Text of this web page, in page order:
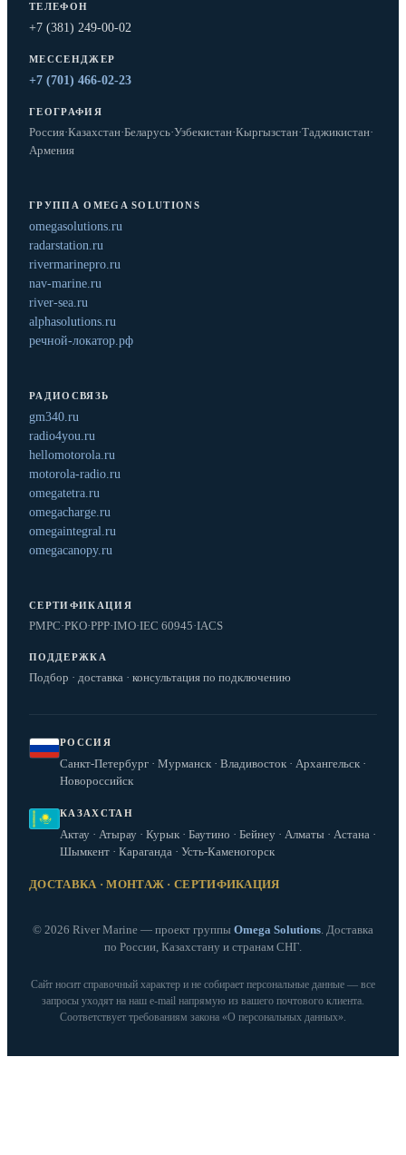
ТЕЛЕФОН
+7 (381) 249-00-02
МЕССЕНДЖЕР
+7 (701) 466-02-23
ГЕОГРАФИЯ
Россия·Казахстан·Беларусь·Узбекистан·Кыргызстан·Таджикистан·
Армения
ГРУППА OMEGA SOLUTIONS
omegasolutions.ru
radarstation.ru
rivermarinepro.ru
nav-marine.ru
river-sea.ru
alphasolutions.ru
речной-локатор.рф
РАДИОСВЯЗЬ
gm340.ru
radio4you.ru
hellomotorola.ru
motorola-radio.ru
omegatetra.ru
omegacharge.ru
omegaintegral.ru
omegacanopy.ru
СЕРТИФИКАЦИЯ
РМРС·РКО·РРР·IMO·IEC 60945·IACS
ПОДДЕРЖКА
Подбор · доставка · консультация по подключению
РОССИЯ
Санкт-Петербург · Мурманск · Владивосток · Архангельск ·
Новороссийск
КАЗАХСТАН
Актау · Атырау · Курык · Баутино · Бейнеу · Алматы · Астана ·
Шымкент · Караганда · Усть-Каменогорск
ДОСТАВКА · МОНТАЖ · СЕРТИФИКАЦИЯ
© 2026 River Marine — проект группы Omega Solutions. Доставка
по России, Казахстану и странам СНГ.
Сайт носит справочный характер и не собирает персональные данные — все
запросы уходят на наш e‑mail напрямую из вашего почтового клиента.
Соответствует требованиям закона «О персональных данных».